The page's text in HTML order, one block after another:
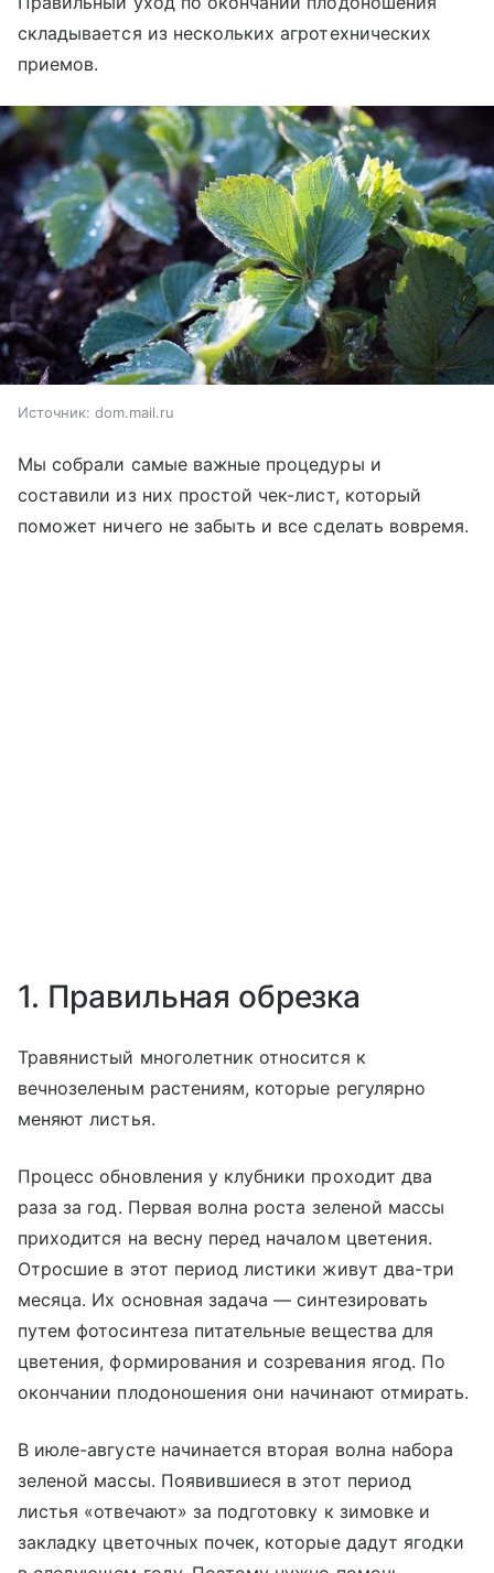
складывается из нескольких агротехнических
приемов.
Источник: dom.mail.ru
Мы собрали самые важные процедуры и
составили из них простой чек-лист, который
поможет ничего не забыть и все сделать вовремя.
1. Правильная обрезка
Травянистый многолетник относится к
вечнозеленым растениям, которые регулярно
меняют листья.
Процесс обновления у клубники проходит два
раза за год. Первая волна роста зеленой массы
приходится на весну перед началом цветения.
Отросшие в этот период листики живут два-три
месяца. Их основная задача — синтезировать
путем фотосинтеза питательные вещества для
цветения, формирования и созревания ягод. По
окончании плодоношения они начинают отмирать.
В июле-августе начинается вторая волна набора
зеленой массы. Появившиеся в этот период
листья «отвечают» за подготовку к зимовке и
закладку цветочных почек, которые дадут ягодки